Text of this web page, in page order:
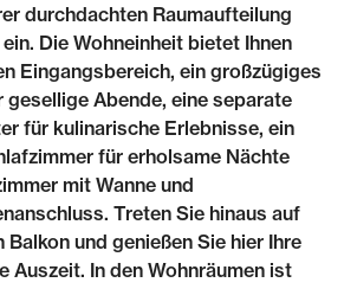
durchdachten Raumaufteilung
Die Wohneinheit bietet Ihnen
Eingangsbereich, ein großzügiges
gesellige Abende, eine separate
für kulinarische Erlebnisse, ein
für erholsame Nächte
mit Wanne und
Treten Sie hinaus auf
und genießen Sie hier Ihre
Auszeit. In den Wohnräumen ist